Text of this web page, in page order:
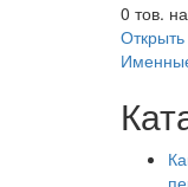
0 тов. на
Открыть